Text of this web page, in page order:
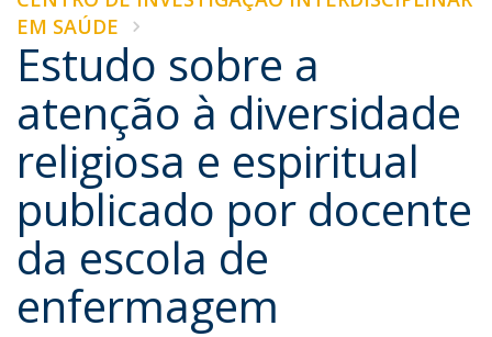
EM SAÚDE
Estudo sobre a
atenção à diversidade
religiosa e espiritual
publicado por docente
da escola de
enfermagem